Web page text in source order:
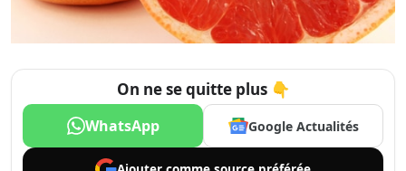
On ne se quitte plus 👇
WhatsApp Google Actualités